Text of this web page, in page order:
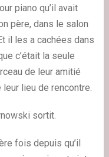
piano qu’il avait
père, dans le salon
il les a cachées dans
c’était la seule
de leur amitié
lieu de rencontre.
sortit.
fois depuis qu’il